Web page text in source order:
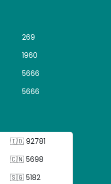
269
1960
5666
5666
🇮🇩 92781
🇨🇳 5698
🇸🇬 5182